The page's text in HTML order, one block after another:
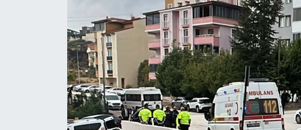
EĞİTİM
MAGAZİN
ESKİŞEHİRSPOR